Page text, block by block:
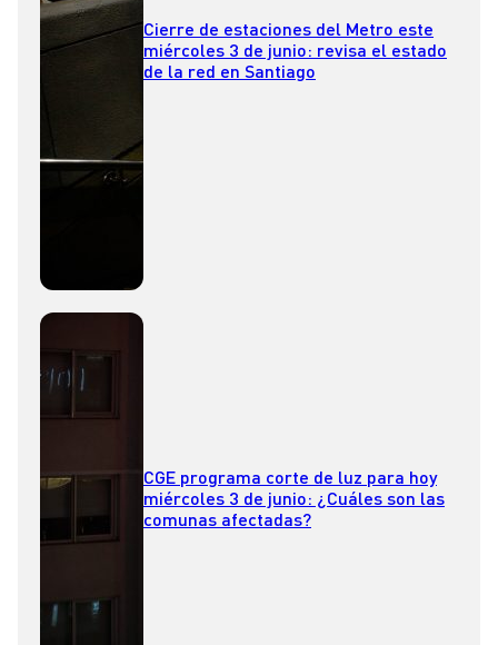
Cierre de estaciones del Metro este
miércoles 3 de junio: revisa el estado
de la red en Santiago
CGE programa corte de luz para hoy
miércoles 3 de junio: ¿Cuáles son las
comunas afectadas?